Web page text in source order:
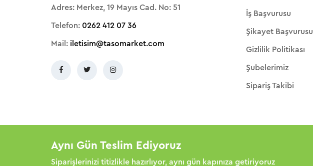
Adres: Merkez, 19 Mayıs Cad. No: 51
Telefon: 0262 412 07 36
Mail: iletisim@tasomarket.com
İş Başvurusu
Şikayet Başvurusu
Gizlilik Politikası
Şubelerimiz
Sipariş Takibi
Aynı Gün Teslim Ediyoruz
Siparişlerinizi titizlikle hazırlıyor, aynı gün kapınıza getiriyoruz